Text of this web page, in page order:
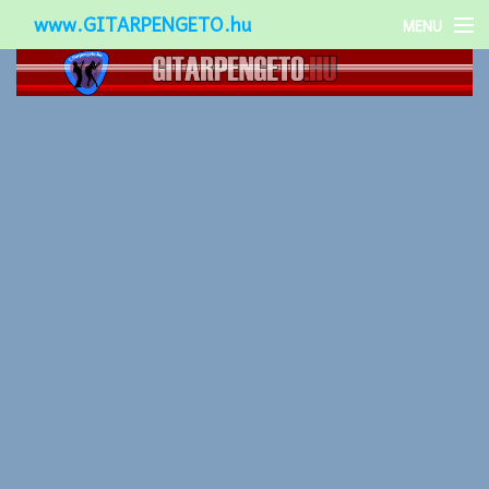
www.GITARPENGETO.hu MENU
Népszerű-